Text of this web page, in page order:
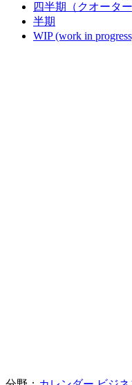
四半期（クオーター
半期
WIP (work in